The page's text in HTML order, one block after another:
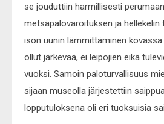
se jouduttiin harmillisesti perumaan
metsäpalovaroituksen ja
ison uunin lämmittäminen
ollut järkevää, ei leipojien eikä
vuoksi. Samoin paloturvallisuus
sijaan museolla järjestettiin
lopputuloksena oli eri tuoksuisia